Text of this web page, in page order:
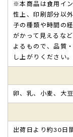
※本商品は食用イ
性上、印刷部分以
子の種類や時間の
がかって見えるな
よるもので、品質
し上がりください。
卵、乳、小麦、大豆
出荷日より約30日